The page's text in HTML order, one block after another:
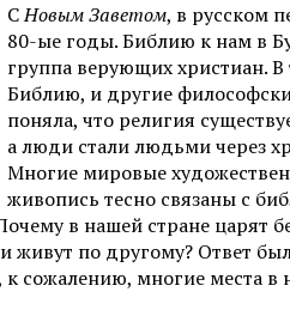
СНовым Заветом, в русском
80-ые годы. Библию к нам в
группа верующих христиан. В
Библию, и другие
поняла, что религия
а люди стали людьми через
Многие мировые
живопись тесно связаны с
в нашей стране царят
живут по другому? Ответ
сожалению, многие места в